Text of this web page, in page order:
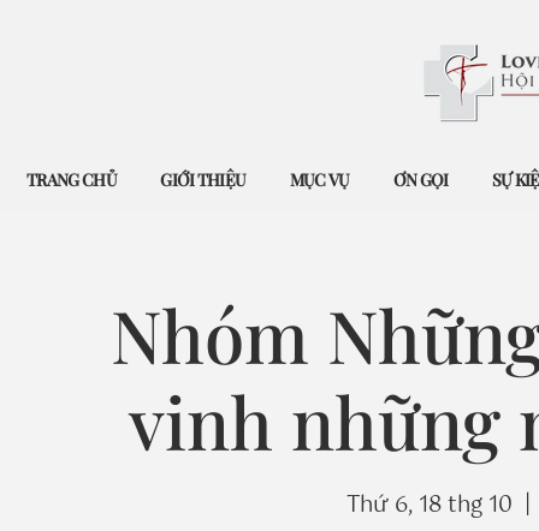
TRANG CHỦ GIỚI THIỆU MỤC VỤ ƠN GỌI SỰ
Nhóm
vinh những
Thứ 6, 18 thg 10